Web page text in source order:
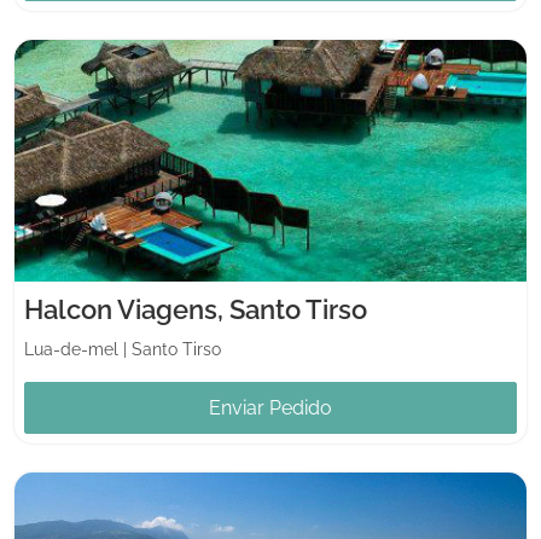
Halcon Viagens, Santo Tirso
Lua-de-mel Santo Tirso
Enviar Pedido